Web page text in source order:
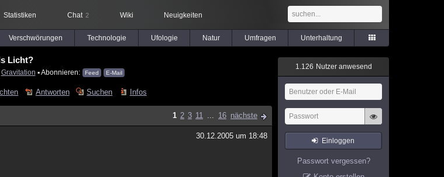
Statistiken Chat 2 Wiki Neuigkeiten
Verschwörungen Technologie Ufologie Natur Umfragen Unterhaltung
Licht?
Gravitation ▪ Abonnieren: Feed E-Mail
Antworten Suchen Infos
1 2 3 11 ... 16 nächste
30.12.2005 um 18:48
1.126 Nutzer anwesend
Einloggen
Passwort vergessen?